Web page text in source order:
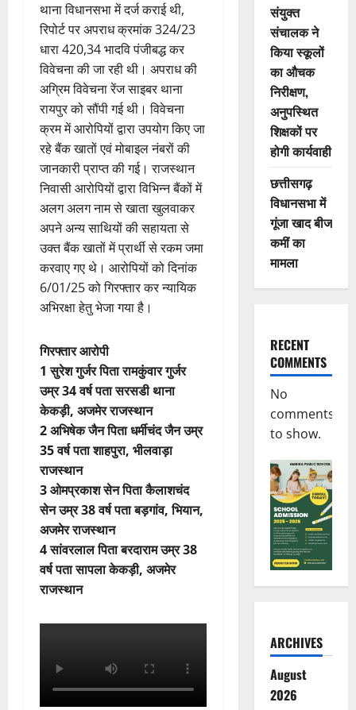
थाना विधानसभा में दर्ज कराई थी,
रिपोर्ट पर अपराध क्रमांक 324/23
धारा 420,34 भादवि पंजीबद्ध कर
विवेचना की जा रही थी। अपराध की
अग्रिम विवेचना रेंज साइबर थाना
रायपुर को सौंपी गई थी। विवेचना
क्रम में आरोपियों द्वारा उपयोग किए जा
रहे बैंक खातों एवं मोबाइल नंबरों की
जानकारी प्राप्त की गई। राजस्थान
निवासी आरोपियों द्वारा विभिन्न बैंकों में
अलग अलग नाम से खाता खुलवाकर
अपने अन्य साथियों की सहायता से
उक्त बैंक खातों में प्रार्थी से रकम जमा
करवाए गए थे। आरोपियों को दिनांक
6/01/25 को गिरफ्तार कर न्यायिक
अभिरक्षा हेतु भेजा गया है।
गिरफ्तार आरोपी
1 सुरेश गुर्जर पिता रामकुंवार गुर्जर
उम्र 34 वर्ष पता सरसडी थाना
केकड़ी, अजमेर राजस्थान
2 अभिषेक जैन पिता धर्मीचंद जैन उम्र
35 वर्ष पता शाहपुरा, भीलवाड़ा
राजस्थान
3 ओमप्रकाश सेन पिता कैलाशचंद
सेन उम्र 38 वर्ष पता बड़गांव, भियान,
अजमेर राजस्थान
4 सांवरलाल पिता बरदाराम उम्र 38
वर्ष पता सापला केकड़ी, अजमेर
राजस्थान
संयुक्त
संचालक ने
किया स्कूलों
का औचक
निरीक्षण,
अनुपस्थित
शिक्षकों पर
होगी कार्यवाही
छत्तीसगढ़
विधानसभा में
गूंजा खाद बीज
कमीं का
मामला
RECENT
COMMENTS
No
comments
to show.
ARCHIVES
August
2026